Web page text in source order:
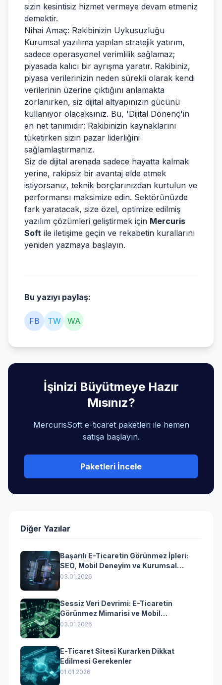
sizin kesintisiz hizmet vermeye devam etmeniz
demektir.
Nihai Amaç: Rakibinizin Uykusuzluğu
Kurumsal yazılıma yapılan stratejik yatırım,
sadece operasyonel verimlilik sağlamaz;
piyasada kalıcı bir ayrışma yaratır. Rakibiniz,
piyasa verilerinizin neden sürekli olarak kendi
verilerinin üzerine çıktığını anlamakta
zorlanırken, siz dijital altyapınızın gücünü
kullanıyor olacaksınız. Bu, 'Dijital Dönenç'in
en net tanımıdır: Rakibinizin kaynaklarını
tüketirken sizin pazar liderliğini
sağlamlaştırmanız.
Siz de dijital arenada sadece hayatta kalmak
yerine, rakipsiz bir avantaj elde etmek
istiyorsanız, teknik borçlarınızdan kurtulun ve
performansı maksimize edin. Sektörünüzde
fark yaratacak, size özel, optimize edilmiş
yazılım çözümleri geliştirmek için Mercuris
Soft ile iletişime geçin ve rekabetin kurallarını
yeniden yazmaya başlayın.
Bu yazıyı paylaş:
FB TW WA
İşinizi Büyütmeye Hazır
Mısınız?
MercurisSoft e-ticaret paketleri ile hemen
satışa başlayın.
Paketleri İncele
Diğer Yazılar
Başarılı E-Ticaretin Görünmez İpleri:
SEO, Mobil Deneyim ve Kurumsal
Yazılımın Kazandıran Senkronizasyonu
03.01.2026
Sessiz Veri Devrimi: E-Ticaretin
Görünmez Mimarisi ve Mobil
Dönüşümün Kurumsal Anahtarı
03.01.2026
E-Ticaret Sitesi Kurarken Dikkat
Edilmesi Gerekenler
01.01.2026